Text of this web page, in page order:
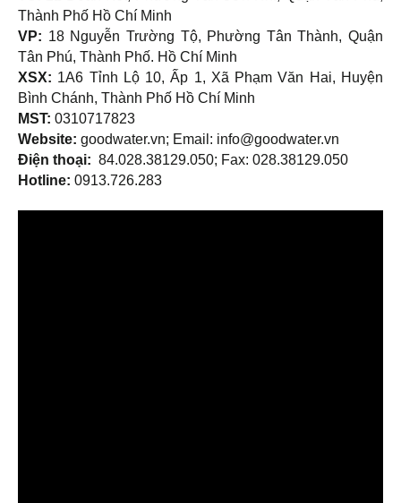
Thành Phố Hồ Chí Minh
VP: 18 Nguyễn Trường Tộ, Phường Tân Thành, Quận
Tân Phú, Thành Phố. Hồ Chí Minh
XSX: 1A6 Tỉnh Lộ 10, Ấp 1, Xã Phạm Văn Hai, Huyện
Bình Chánh, Thành Phố Hồ Chí Minh
MST: 0310717823
Website: goodwater.vn; Email: info@goodwater.vn
Điện thoại: 84.028.38129.050; Fax: 028.38129.050
Hotline: 0913.726.283